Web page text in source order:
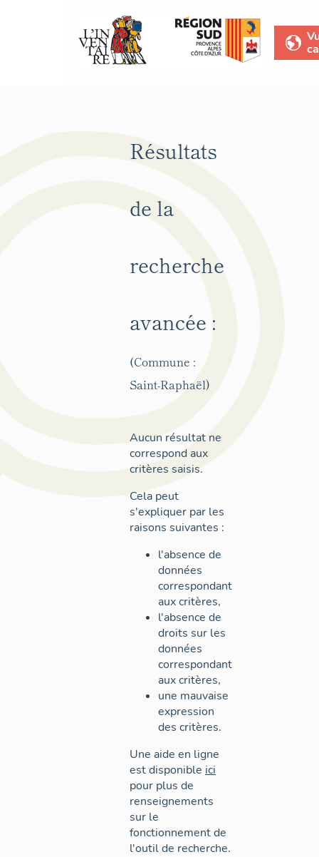
Résultats
de la
recherche
avancée :
(Commune :
Saint-Raphaël)
Aucun résultat ne
correspond aux
critères saisis.
Cela peut
s'expliquer par les
raisons suivantes :
l'absence de
données
correspondant
aux critères,
l'absence de
droits sur les
données
correspondant
aux critères,
une mauvaise
expression
des critères.
Une aide en ligne
est disponible ici
pour plus de
renseignements
sur le
fonctionnement de
l'outil de recherche.